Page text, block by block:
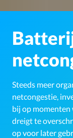
Steeds meer
netcongestie,
bij op
dreigt te
op voor later